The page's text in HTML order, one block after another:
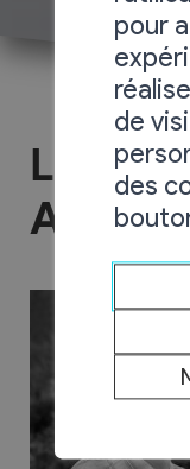
La
pour
de
des